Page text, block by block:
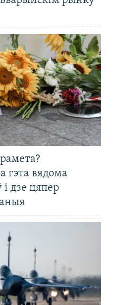
гэта вядома
і дзе цяпер